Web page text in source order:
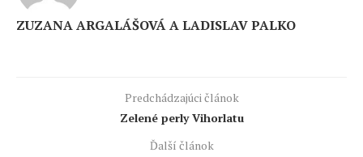
ZUZANA ARGALÁŠOVÁ A LADISLAV PALKO
Predchádzajúci článok
Zelené perly Vihorlatu
Ďalší článok